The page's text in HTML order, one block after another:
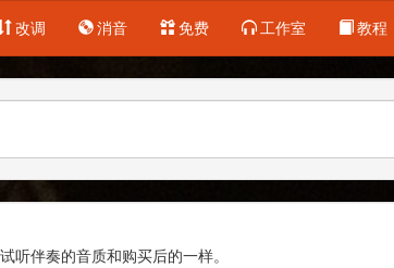
改调 消音 免费 工作室 教程
听伴奏的音质和购买后的一样。